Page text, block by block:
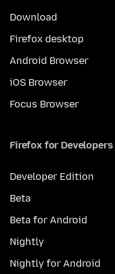
Download
Firefox desktop
Android Browser
iOS Browser
Focus Browser
Firefox for Developers
Developer Edition
Beta
Beta for Android
Nightly
Nightly for Android